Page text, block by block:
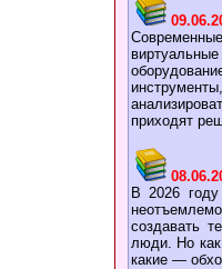
приходят
В 2026
создавать
люди. Но как
какие —